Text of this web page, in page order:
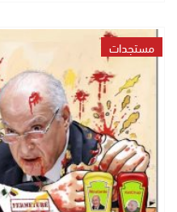
مستجدات